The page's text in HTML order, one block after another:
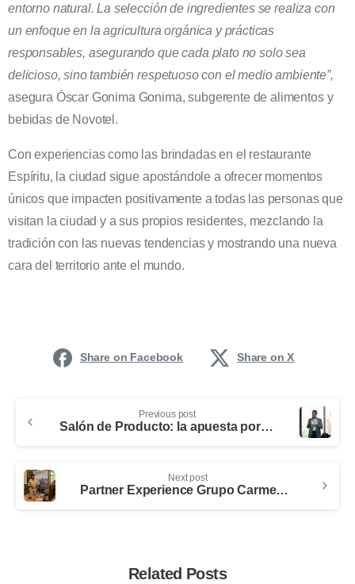
entorno natural. La selección de ingredientes se realiza con
un enfoque en la agricultura orgánica y prácticas
responsables, asegurando que cada plato no solo sea
delicioso, sino también respetuoso con el medio ambiente”,
asegura Óscar Gonima Gonima, subgerente de alimentos y
bebidas de Novotel.
Con experiencias como las brindadas en el restaurante
Espíritu, la ciudad sigue apostándole a ofrecer momentos
únicos que impacten positivamente a todas las personas que
visitan la ciudad y a sus propios residentes, mezclando la
tradición con las nuevas tendencias y mostrando una nueva
cara del territorio ante el mundo.
Share on Facebook Share on X
Previous post
Salón de Producto: la apuesta por la innovación y el desarrollo de la oferta turística del Distrito, premió a sus ganadores 2024
Next post
Partner Experience Grupo Carmen: Tradición gastronómica con sabores colombianos que fortalece la oferta de ciudad
Related Posts